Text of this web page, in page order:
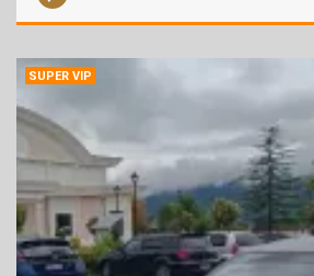
SUPER VIP